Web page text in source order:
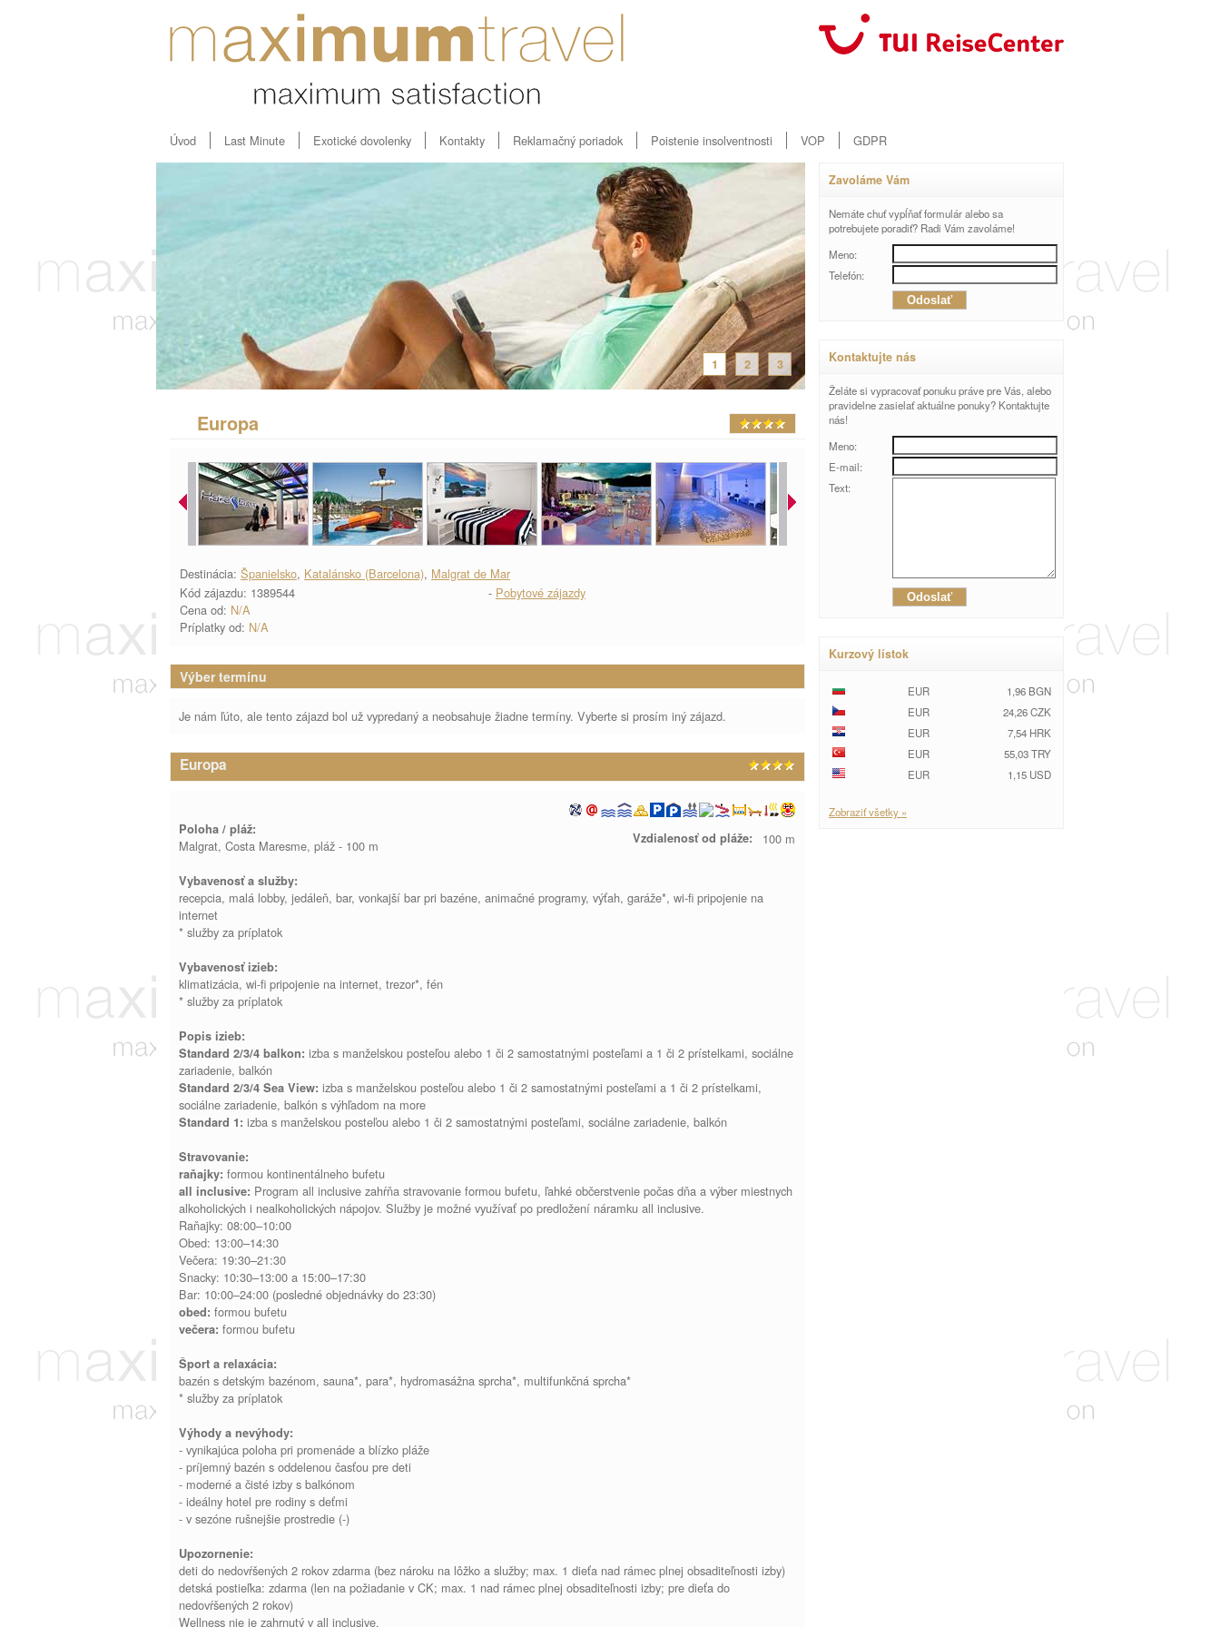
Úvod Last Minute Exotické dovolenky Kontakty Reklamačný poriadok Poistenie insolventnosti VOP GDPR
1 2 3
Europa
Destinácia: Španielsko, Katalánsko (Barcelona), Malgrat de Mar
Kód zájazdu: 1389544
Cena od: N/A
Príplatky od: N/A
- Pobytové zájazdy
Výber termínu
Je nám ľúto, ale tento zájazd bol už vypredaný a neobsahuje žiadne termíny. Vyberte si prosím iný zájazd.
Europa
Vzdialenosť od pláže: 100 m
Poloha / pláž:
Malgrat, Costa Maresme, pláž - 100 m
Vybavenosť a služby:
recepcia, malá lobby, jedáleň, bar, vonkajší bar pri bazéne, animačné programy, výťah, garáže*, wi-fi pripojenie na
internet
* služby za príplatok
Vybavenosť izieb:
klimatizácia, wi-fi pripojenie na internet, trezor*, fén
* služby za príplatok
Popis izieb:
Standard 2/3/4 balkon: izba s manželskou posteľou alebo 1 či 2 samostatnými posteľami a 1 či 2 prístelkami, sociálne
zariadenie, balkón
Standard 2/3/4 Sea View: izba s manželskou posteľou alebo 1 či 2 samostatnými posteľami a 1 či 2 prístelkami,
sociálne zariadenie, balkón s výhľadom na more
Standard 1: izba s manželskou posteľou alebo 1 či 2 samostatnými posteľami, sociálne zariadenie, balkón
Stravovanie:
raňajky: formou kontinentálneho bufetu
all inclusive: Program all inclusive zahŕňa stravovanie formou bufetu, ľahké občerstvenie počas dňa a výber miestnych
alkoholických i nealkoholických nápojov. Služby je možné využívať po predložení náramku all inclusive.
Raňajky: 08:00–10:00
Obed: 13:00–14:30
Večera: 19:30–21:30
Snacky: 10:30–13:00 a 15:00–17:30
Bar: 10:00–24:00 (posledné objednávky do 23:30)
obed: formou bufetu
večera: formou bufetu
Šport a relaxácia:
bazén s detským bazénom, sauna*, para*, hydromasážna sprcha*, multifunkčná sprcha*
* služby za príplatok
Výhody a nevýhody:
- vynikajúca poloha pri promenáde a blízko pláže
- príjemný bazén s oddelenou časťou pre deti
- moderné a čisté izby s balkónom
- ideálny hotel pre rodiny s deťmi
- v sezóne rušnejšie prostredie (-)
Upozornenie:
deti do nedovŕšených 2 rokov zdarma (bez nároku na lôžko a služby; max. 1 dieťa nad rámec plnej obsaditeľnosti izby)
detská postieľka: zdarma (len na požiadanie v CK; max. 1 nad rámec plnej obsaditeľnosti izby; pre dieťa do
nedovŕšených 2 rokov)
Wellness nie je zahrnutý v all inclusive.
Zavoláme Vám
Nemáte chuť vypĺňať formulár alebo sa
potrebujete poradiť? Radi Vám zavoláme!
Meno:
Telefón:
Kontaktujte nás
Želáte si vypracovať ponuku práve pre Vás, alebo
pravidelne zasielať aktuálne ponuky? Kontaktujte
nás!
Meno:
E-mail:
Text:
Kurzový lístok
EUR
1,96 BGN
EUR
24,26 CZK
EUR
7,54 HRK
EUR
55,03 TRY
EUR
1,15 USD
Zobraziť všetky »